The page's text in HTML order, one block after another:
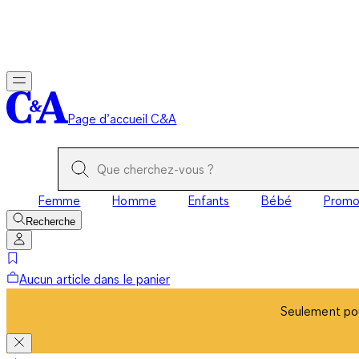
Page d’accueil C&A
Femme Homme Enfants Bébé Promo
Recherche
Aucun article dans le panier
Seulement